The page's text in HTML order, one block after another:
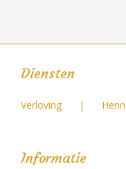
Diensten
Verloving
Informatie